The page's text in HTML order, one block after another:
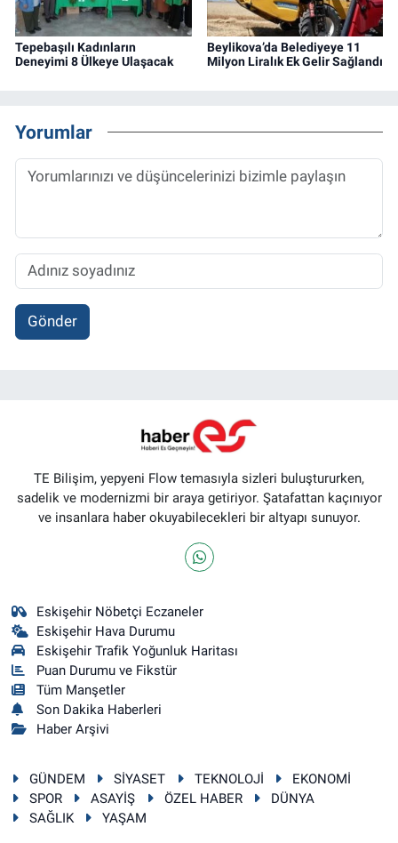
Tepebaşılı Kadınların
Deneyimi 8 Ülkeye Ulaşacak
Beylikova’da Belediyeye 11
Milyon Liralık Ek Gelir Sağlandı
Yorumlar
Gönder
TE Bilişim, yepyeni Flow temasıyla sizleri buluştururken,
sadelik ve modernizmi bir araya getiriyor. Şatafattan kaçınıyor
ve insanlara haber okuyabilecekleri bir altyapı sunuyor.
Eskişehir Nöbetçi Eczaneler
Eskişehir Hava Durumu
Eskişehir Trafik Yoğunluk Haritası
Puan Durumu ve Fikstür
Tüm Manşetler
Son Dakika Haberleri
Haber Arşivi
GÜNDEM SİYASET TEKNOLOJİ
EKONOMİ
SPOR
ASAYİŞ ÖZEL HABER
DÜNYA
SAĞLIK
YAŞAM